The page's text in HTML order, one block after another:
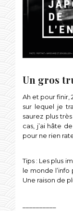
Un gros
Ah et pour finir,
sur lequel je
saurez plus
cas, j’ai hâte
pour ne rien
Tips : Les plus
le monde l’info
Une raison de